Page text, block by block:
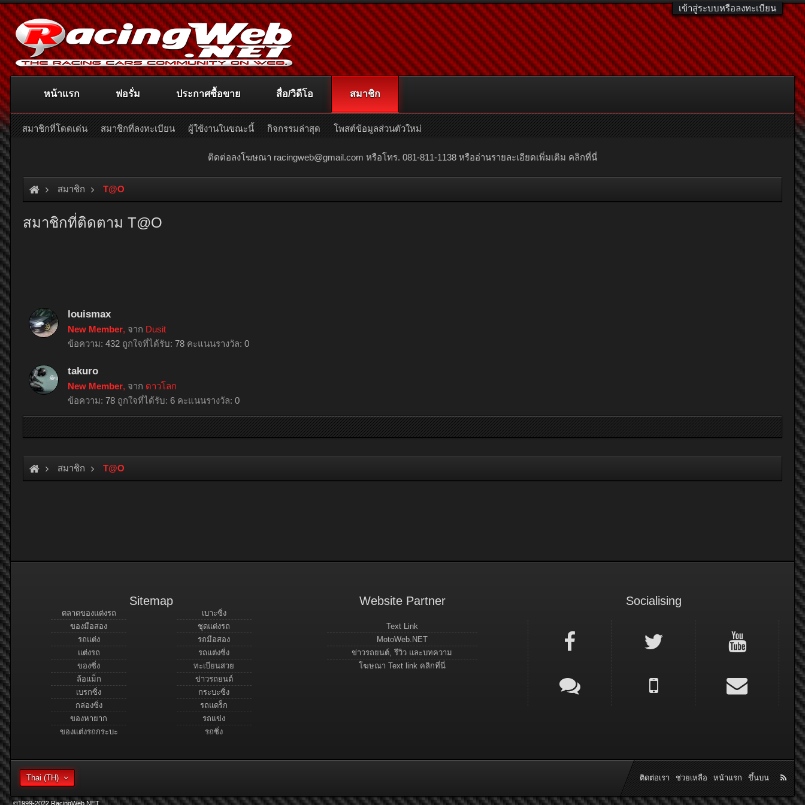
เข้าสู่ระบบหรือลงทะเบียน
ติดต่อลงโฆษณา racingweb@gmail.com หรือโทร. 081-811-1138 หรืออ่านรายละเอียดเพิ่มเติม คลิกที่นี่
สมาชิก T@O
สมาชิกที่ติดตาม T@O
louismax
New Member, จาก Dusit
ข้อความ: 432 ถูกใจที่ได้รับ: 78 คะแนนรางวัล: 0
takuro
New Member, จาก ดาวโลก
ข้อความ: 78 ถูกใจที่ได้รับ: 6 คะแนนรางวัล: 0
สมาชิก T@O
หน้าแรก ฟอรั่ม ประกาศซื้อขาย สื่อ/วิดีโอ สมาชิก
สมาชิกที่โดดเด่น สมาชิกที่ลงทะเบียน ผู้ใช้งานในขณะนี้ กิจกรรมล่าสุด โพสต์ข้อมูลส่วนตัวใหม่
Sitemap
ตลาดของแต่งรถ
ของมือสอง
รถแต่ง
แต่งรถ
ของซิ่ง
ล้อแม็ก
เบรกซิ่ง
กล่องซิ่ง
ของหายาก
ของแต่งรถกระบะ
เบาะซิ่ง
ชุดแต่งรถ
รถมือสอง
รถแต่งซิ่ง
ทะเบียนสวย
ข่าวรถยนต์
กระบะซิ่ง
รถแดร็ก
รถแข่ง
รถซิ่ง
Website Partner
Text Link
MotoWeb.NET
ข่าวรถยนต์, รีวิว และบทความ
โฆษณา Text link คลิกที่นี่
Socialising
Thai (TH) ติดต่อเรา ช่วยเหลือ หน้าแรก ขึ้นบน
©1999-2022 RacingWeb.NET